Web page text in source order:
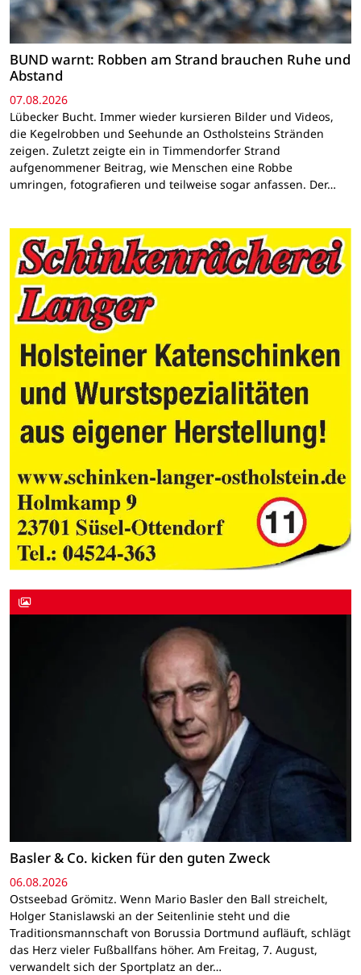
BUND warnt: Robben am Strand brauchen Ruhe und
Abstand
07.08.2026
Lübecker Bucht. Immer wieder kursieren Bilder und Videos,
die Kegelrobben und Seehunde an Ostholsteins Stränden
zeigen. Zuletzt zeigte ein in Timmendorfer Strand
aufgenommener Beitrag, wie Menschen eine Robbe
umringen, fotografieren und teilweise sogar anfassen. Der…
Basler & Co. kicken für den guten Zweck
06.08.2026
Ostseebad Grömitz. Wenn Mario Basler den Ball streichelt,
Holger Stanislawski an der Seitenlinie steht und die
Traditionsmannschaft von Borussia Dortmund aufläuft, schlägt
das Herz vieler Fußballfans höher. Am Freitag, 7. August,
verwandelt sich der Sportplatz an der…